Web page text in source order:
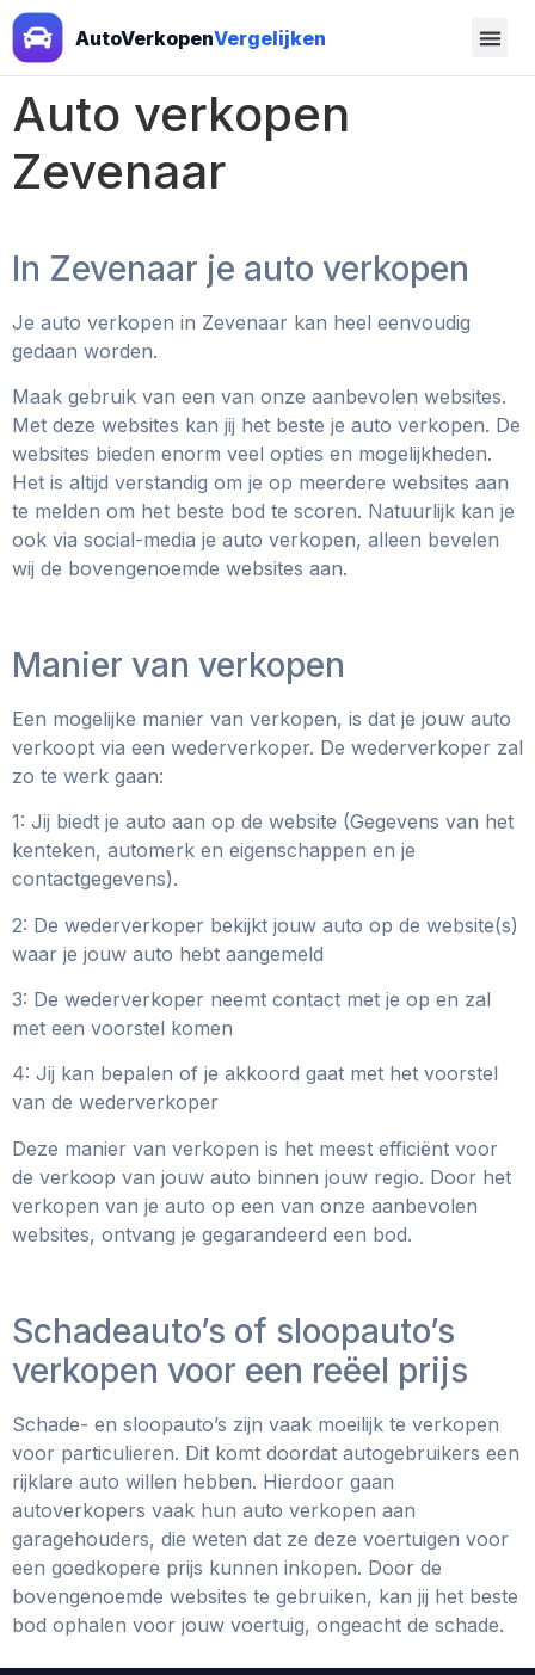
AutoVerkopenVergelijken
Auto verkopen
Zevenaar
In Zevenaar je auto verkopen
Je auto verkopen in Zevenaar kan heel eenvoudig
gedaan worden.
Maak gebruik van een van onze aanbevolen websites.
Met deze websites kan jij het beste je auto verkopen. De
websites bieden enorm veel opties en mogelijkheden.
Het is altijd verstandig om je op meerdere websites aan
te melden om het beste bod te scoren. Natuurlijk kan je
ook via social-media je auto verkopen, alleen bevelen
wij de bovengenoemde websites aan.
Manier van verkopen
Een mogelijke manier van verkopen, is dat je jouw auto
verkoopt via een wederverkoper. De wederverkoper zal
zo te werk gaan:
1: Jij biedt je auto aan op de website (Gegevens van het
kenteken, automerk en eigenschappen en je
contactgegevens).
2: De wederverkoper bekijkt jouw auto op de website(s)
waar je jouw auto hebt aangemeld
3: De wederverkoper neemt contact met je op en zal
met een voorstel komen
4: Jij kan bepalen of je akkoord gaat met het voorstel
van de wederverkoper
Deze manier van verkopen is het meest efficiënt voor
de verkoop van jouw auto binnen jouw regio. Door het
verkopen van je auto op een van onze aanbevolen
websites, ontvang je gegarandeerd een bod.
Schadeauto’s of sloopauto’s
verkopen voor een reëel prijs
Schade- en sloopauto’s zijn vaak moeilijk te verkopen
voor particulieren. Dit komt doordat autogebruikers een
rijklare auto willen hebben. Hierdoor gaan
autoverkopers vaak hun auto verkopen aan
garagehouders, die weten dat ze deze voertuigen voor
een goedkopere prijs kunnen inkopen. Door de
bovengenoemde websites te gebruiken, kan jij het beste
bod ophalen voor jouw voertuig, ongeacht de schade.